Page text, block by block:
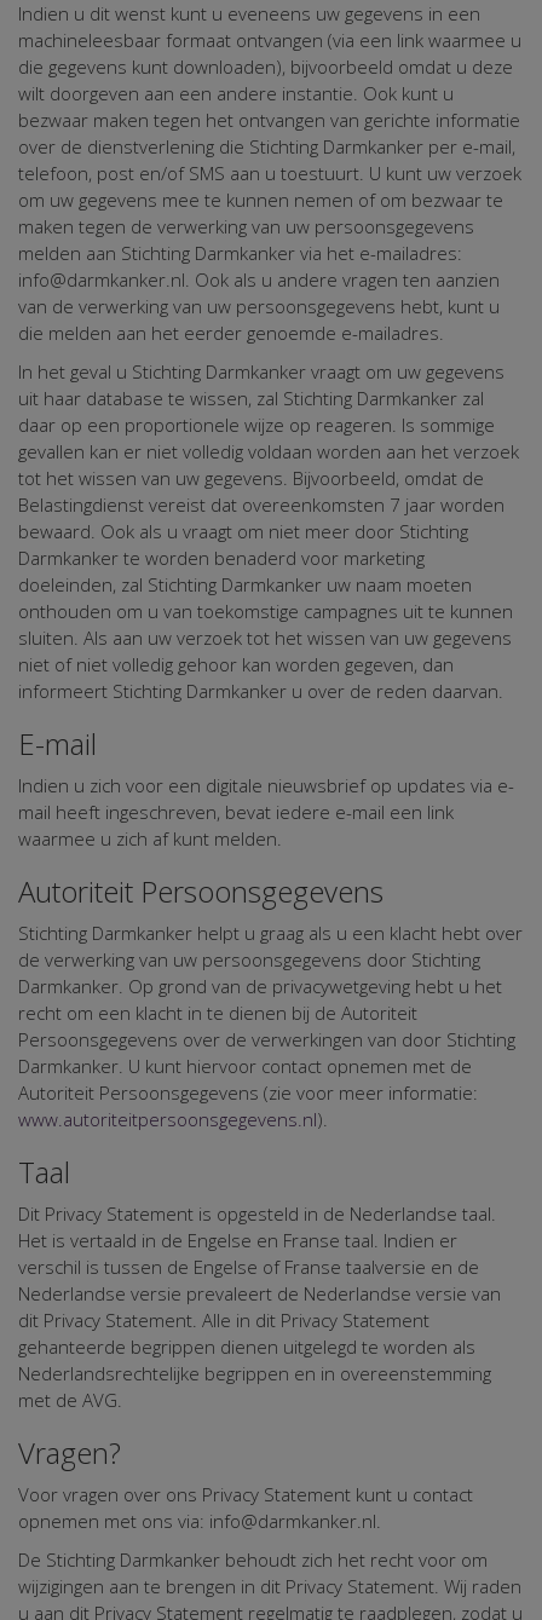
Indien u dit wenst kunt u eveneens uw gegevens in een
machineleesbaar formaat ontvangen (via een link waarmee u
die gegevens kunt downloaden), bijvoorbeeld omdat u deze
wilt doorgeven aan een andere instantie. Ook kunt u
bezwaar maken tegen het ontvangen van gerichte informatie
over de dienstverlening die Stichting Darmkanker per e-mail,
telefoon, post en/of SMS aan u toestuurt. U kunt uw verzoek
om uw gegevens mee te kunnen nemen of om bezwaar te
maken tegen de verwerking van uw persoonsgegevens
melden aan Stichting Darmkanker via het e-mailadres:
info@darmkanker.nl. Ook als u andere vragen ten aanzien
van de verwerking van uw persoonsgegevens hebt, kunt u
die melden aan het eerder genoemde e-mailadres.
In het geval u Stichting Darmkanker vraagt om uw gegevens
uit haar database te wissen, zal Stichting Darmkanker zal
daar op een proportionele wijze op reageren. Is sommige
gevallen kan er niet volledig voldaan worden aan het verzoek
tot het wissen van uw gegevens. Bijvoorbeeld, omdat de
Belastingdienst vereist dat overeenkomsten 7 jaar worden
bewaard. Ook als u vraagt om niet meer door Stichting
Darmkanker te worden benaderd voor marketing
doeleinden, zal Stichting Darmkanker uw naam moeten
onthouden om u van toekomstige campagnes uit te kunnen
sluiten. Als aan uw verzoek tot het wissen van uw gegevens
niet of niet volledig gehoor kan worden gegeven, dan
informeert Stichting Darmkanker u over de reden daarvan.
E-mail
Indien u zich voor een digitale nieuwsbrief op updates via e-
mail heeft ingeschreven, bevat iedere e-mail een link
waarmee u zich af kunt melden.
Autoriteit Persoonsgegevens
Stichting Darmkanker helpt u graag als u een klacht hebt over
de verwerking van uw persoonsgegevens door Stichting
Darmkanker. Op grond van de privacywetgeving hebt u het
recht om een klacht in te dienen bij de Autoriteit
Persoonsgegevens over de verwerkingen van door Stichting
Darmkanker. U kunt hiervoor contact opnemen met de
Autoriteit Persoonsgegevens (zie voor meer informatie:
www.autoriteitpersoonsgegevens.nl).
Taal
Dit Privacy Statement is opgesteld in de Nederlandse taal.
Het is vertaald in de Engelse en Franse taal. Indien er
verschil is tussen de Engelse of Franse taalversie en de
Nederlandse versie prevaleert de Nederlandse versie van
dit Privacy Statement. Alle in dit Privacy Statement
gehanteerde begrippen dienen uitgelegd te worden als
Nederlandsrechtelijke begrippen en in overeenstemming
met de AVG.
Vragen?
Voor vragen over ons Privacy Statement kunt u contact
opnemen met ons via: info@darmkanker.nl.
De Stichting Darmkanker behoudt zich het recht voor om
wijzigingen aan te brengen in dit Privacy Statement. Wij raden
u aan dit Privacy Statement regelmatig te raadplegen, zodat u